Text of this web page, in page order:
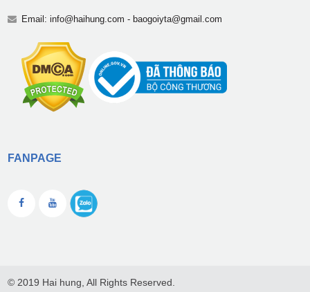
Email: info@haihung.com - baogoiyta@gmail.com
FANPAGE
© 2019 Hai hung, All Rights Reserved.